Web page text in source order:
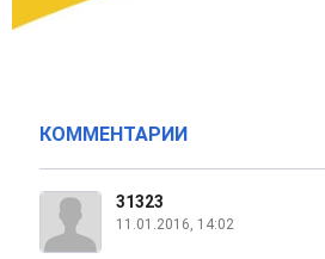
КОММЕНТАРИИ
31323
11.01.2016, 14:02